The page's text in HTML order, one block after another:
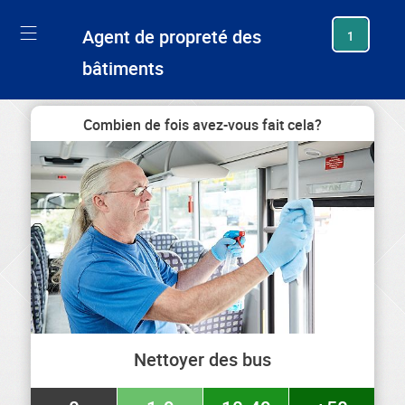
Agent de propreté des
bâtiments
1
Combien de fois avez-vous fait cela?
Nettoyer des bus